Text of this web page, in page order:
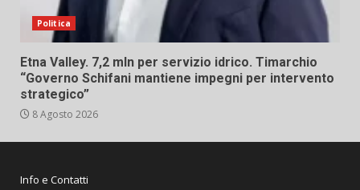
Politica
Etna Valley. 7,2 mln per servizio idrico. Timarchio
“Governo Schifani mantiene impegni per intervento
strategico”
8 Agosto 2026
Info e Contatti